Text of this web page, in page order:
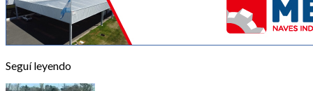
Seguí leyendo